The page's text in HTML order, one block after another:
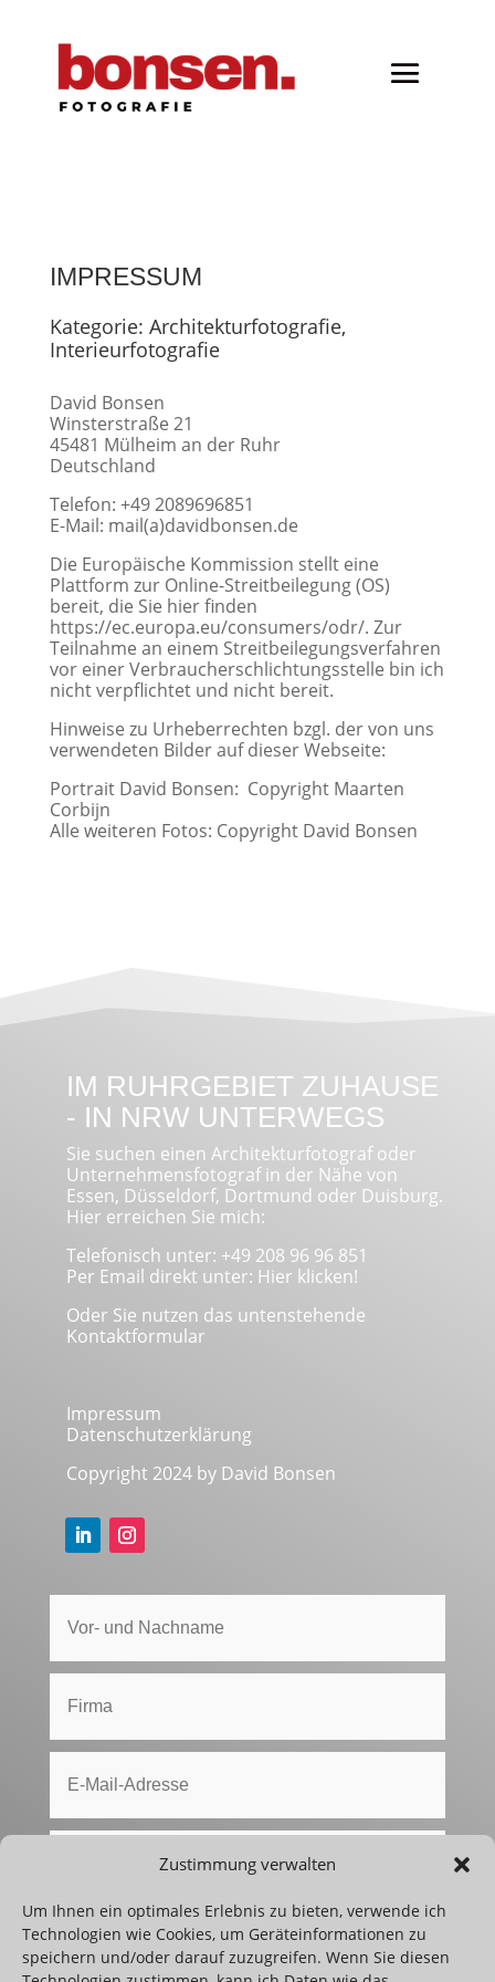
Zustimmung verwalten
Um Ihnen ein optimales Erlebnis zu bieten, verwende ich
Technologien wie Cookies, um Geräteinformationen zu
speichern und/oder darauf zuzugreifen. Wenn Sie diesen
IMPRESSUM
Kategorie: Architekturfotografie,
Interieurfotografie
David Bonsen
Winsterstraße 21
45481 Mülheim an der Ruhr
Deutschland
Telefon: +49 2089696851
E-Mail: mail(a)davidbonsen.de
Die Europäische Kommission stellt eine
Plattform zur Online-Streitbeilegung (OS)
bereit, die Sie hier finden
https://ec.europa.eu/consumers/odr/. Zur
Teilnahme an einem Streitbeilegungsverfahren
vor einer Verbraucherschlichtungsstelle bin ich
nicht verpflichtet und nicht bereit.
Hinweise zu Urheberrechten bzgl. der von uns
verwendeten Bilder auf dieser Webseite:
Portrait David Bonsen: Copyright Maarten
Corbijn
Alle weiteren Fotos: Copyright David Bonsen
IM RUHRGEBIET ZUHAUSE
- IN NRW UNTERWEGS
Sie suchen einen Architekturfotograf oder
Unternehmensfotograf in der Nähe von
Essen, Düsseldorf, Dortmund oder Duisburg.
Hier erreichen Sie mich:
Telefonisch unter: +49 208 96 96 851
Per Email direkt unter: Hier klicken!
Oder Sie nutzen das untenstehende
Kontaktformular
Impressum
Datenschutzerklärung
Copyright 2024 by David Bonsen